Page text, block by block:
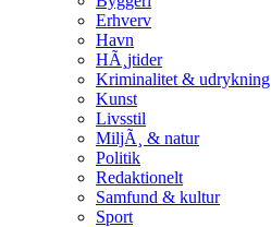
Erhverv
Havn
HÃ¸jtider
Kriminalitet & udrykning
Kunst
Livsstil
MiljÃ¸ & natur
Politik
Redaktionelt
Samfund & kultur
Sport